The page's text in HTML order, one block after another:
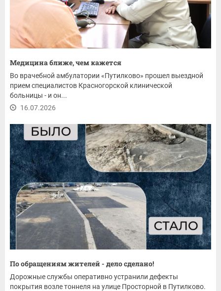
Медицина ближе, чем кажется
Во врачебной амбулатории «Путилково» прошел выездной
прием специалистов Красногорской клинической
больницы - и он...
16.07.2026
По обращениям жителей - дело сделано!
Дорожные службы оперативно устранили дефекты
покрытия возле тоннеля на улице Просторной в Путилково.